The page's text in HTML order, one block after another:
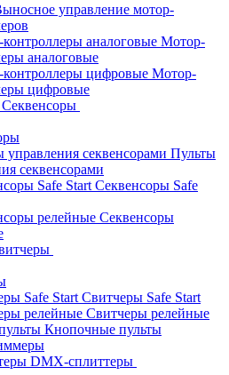
управление мотор-
Мотор-
аналоговые
Мотор-
цифровые
Секвенсоры
Пульты
секвенсорами
Секвенсоры Safe
Секвенсоры
Свитчеры Safe Start
Свитчеры релейные
Кнопочные пульты
DMX-сплиттеры